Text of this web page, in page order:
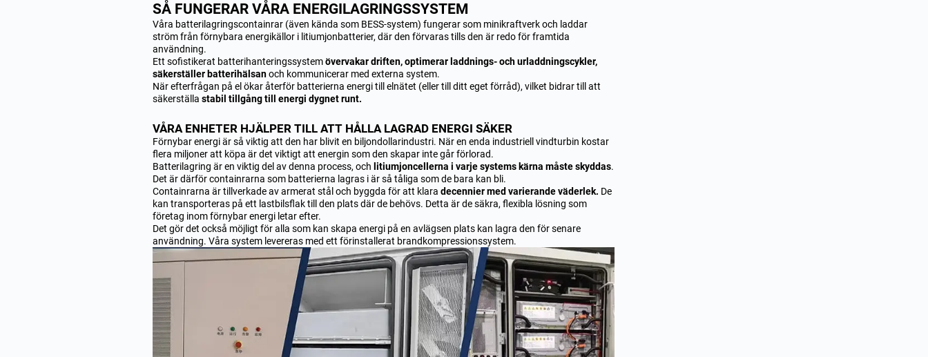
SÅ FUNGERAR VÅRA ENERGILAGRINGSSYSTEM
Våra batterilagringscontainrar (även kända som BESS-system) fungerar som minikraftverk och laddar
ström från förnybara energikällor i litiumjonbatterier, där den förvaras tills den är redo för framtida
användning.
Ett sofistikerat batterihanteringssystemövervakar driften, optimerar laddnings- och urladdningscykler,
säkerställer batterihälsanoch kommunicerar med externa system.
När efterfrågan på el ökar återför batterierna energi till elnätet (eller till ditt eget förråd), vilket bidrar till att
säkerställa stabil tillgång till energi dygnet runt.
VÅRA ENHETER HJÄLPER TILL ATT HÅLLA LAGRAD ENERGI SÄKER
Förnybar energi är så viktig att den har blivit en biljondollarindustri. När en enda industriell vindturbin kostar
flera miljoner att köpa är det viktigt att energin som den skapar inte går förlorad.
Batterilagring är en viktig del av denna process, och litiumjoncellerna i varje systems kärna måste skyddas.
Det är därför containrarna som batterierna lagras i är så tåliga som de bara kan bli.
Containrarna är tillverkade av armerat stål och byggda för att klara decennier med varierande väderlek. De
kan transporteras på ett lastbilsflak till den plats där de behövs. Detta är de säkra, flexibla lösning som
företag inom förnybar energi letar efter.
Det gör det också möjligt för alla som kan skapa energi på en avlägsen plats kan lagra den för senare
användning. Våra system levereras med ett förinstallerat brandkompressionssystem.